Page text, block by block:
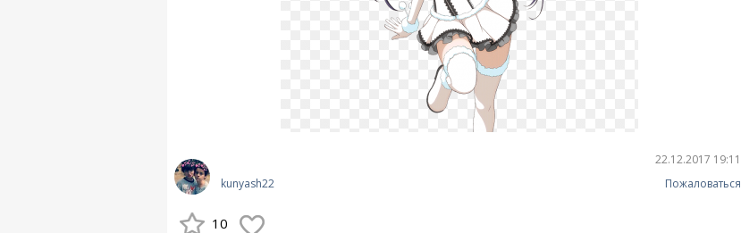
kunyash22
22.12.2017 19:11
Пожаловаться
10